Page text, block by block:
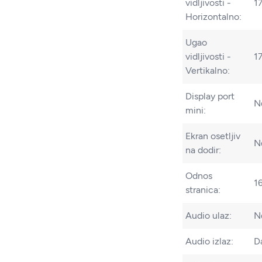
vidljivosti -
Horizontalno:
Ugao
vidljivosti -
Vertikalno:
Display port
mini:
Ekran osetljiv
na dodir:
Odnos
stranica:
Audio ulaz:
Audio izlaz: